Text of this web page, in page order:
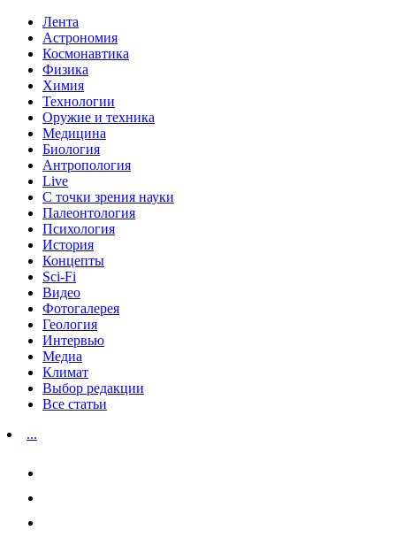
Лента
Астрономия
Космонавтика
Физика
Химия
Технологии
Оружие и техника
Медицина
Биология
Антропология
Live
С точки зрения науки
Палеонтология
Психология
История
Концепты
Sci-Fi
Видео
Фотогалерея
Геология
Интервью
Медиа
Климат
Выбор редакции
Все статьи
...